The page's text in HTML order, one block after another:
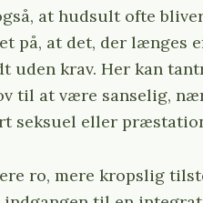
at hudsult ofte
på, at det, der længes
uden krav. Her kan
til at være sanselig,
seksuel eller
ro, mere kropslig